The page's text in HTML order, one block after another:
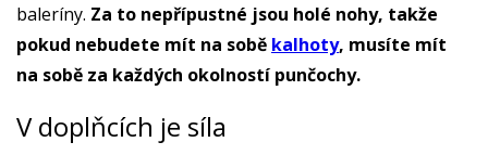
baleríny. Za to nepřípustné jsou holé nohy, takže
pokud nebudete mít na sobě kalhoty, musíte mít
na sobě za každých okolností punčochy.
V doplňcích je síla